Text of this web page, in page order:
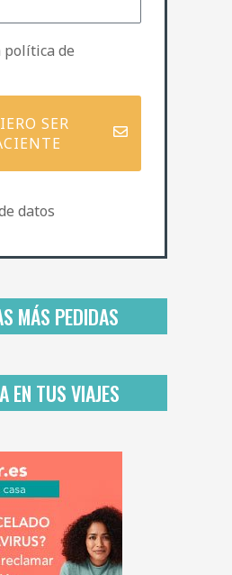
política de
SER
datos
MÁS PEDIDAS
EN TUS VIAJES